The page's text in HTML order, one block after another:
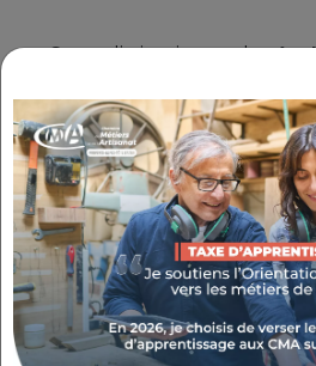
Cette distinction est le
identifier et valoriser les
réparateurs d’objets du
En récompensant
met en lumière ce
ont fait la démarche de
ambassadeurs de leur
chaque jour à sensibiliser
éviter qu’ils remplacent